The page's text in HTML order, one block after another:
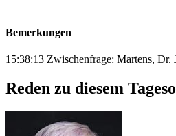
Bemerkungen
15:38:13 Zwischenfrage: Martens, Dr.
Reden zu diesem